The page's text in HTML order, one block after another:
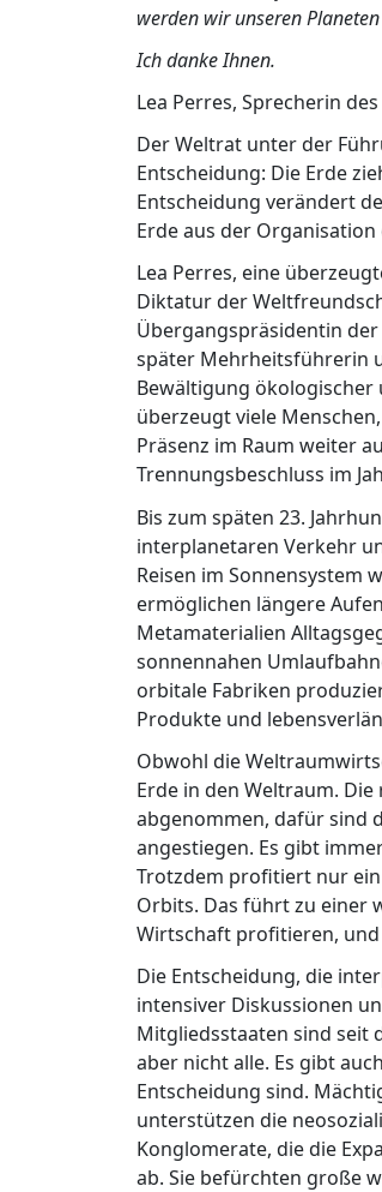
werden wir unseren
Ich danke Ihnen.
Lea Perres, Sprecherin
Der Weltrat unter der
Entscheidung: Die Erde
Entscheidung verändert
Erde aus der
Lea Perres, eine
Diktatur der
Übergangspräsidentin
später Mehrheitsführerin
Bewältigung ökologischer
überzeugt viele
Präsenz im Raum weiter
Trennungsbeschluss im
Bis zum späten 23.
interplanetaren Verkehr
Reisen im Sonnensystem
ermöglichen längere
Metamaterialien
sonnennahen
orbitale Fabriken
Produkte und
Obwohl die
Erde in den Weltraum.
abgenommen, dafür sind
angestiegen. Es gibt
Trotzdem profitiert nur
Orbits. Das führt zu einer
Wirtschaft profitieren, und
Die Entscheidung, die
intensiver Diskussionen
Mitgliedsstaaten sind seit
aber nicht alle. Es gibt
Entscheidung sind.
unterstützen die
Konglomerate, die die
ab. Sie befürchten große